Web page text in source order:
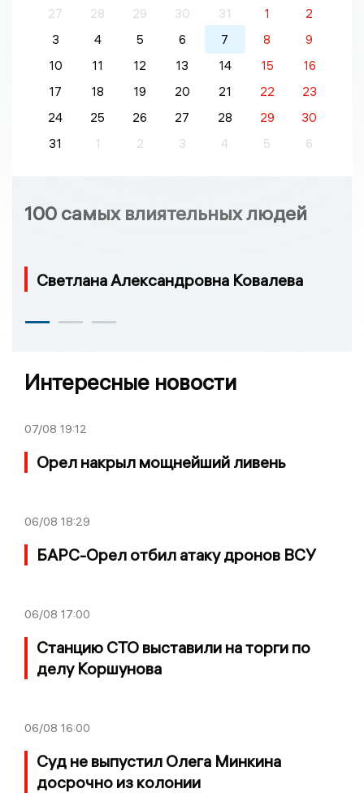
27 28 29 30 31 1
2
3
4 5 6 7 8
9
10
11 12 13 14 15
16
17
18 19 20 21 22
23
24
25 26 27 28 29
30
31
1 2 3 4 5 6
100 самых влиятельных людей
Светлана Александровна Ковалева
Интересные новости
07/08 19:12
Орел накрыл мощнейший ливень
06/08 18:29
БАРС-Орел отбил атаку дронов ВСУ
06/08 17:00
Станцию СТО выставили на торги по
делу Коршунова
06/08 16:00
Суд не выпустил Олега Минкина
досрочно из колонии